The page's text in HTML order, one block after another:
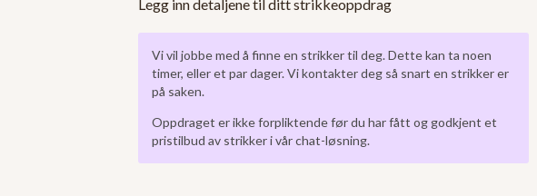
Legg inn detaljene til ditt strikkeoppdrag
Vi vil jobbe med å finne en strikker til deg. Dette kan ta noen
timer, eller et par dager. Vi kontakter deg så snart en strikker er
på saken.
Oppdraget er ikke forpliktende før du har fått og godkjent et
pristilbud av strikker i vår chat-løsning.